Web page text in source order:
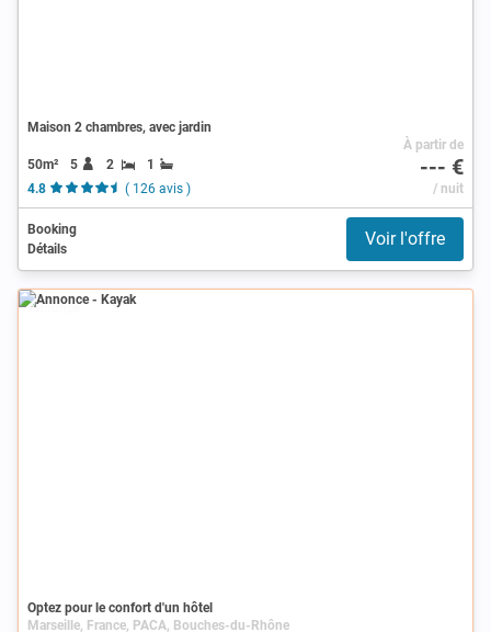
Maison 2 chambres, avec jardin
50m² 5 2
1
4.8
( 126 avis )
À partir de
--- €
/ nuit
Booking
Détails
Voir l'offre
Annonce
Optez pour le confort d'un hôtel
Marseille, France, PACA, Bouches-du-Rhône